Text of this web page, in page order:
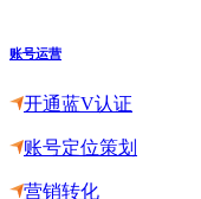
账号运营
开通蓝V认证
账号定位策划
营销转化